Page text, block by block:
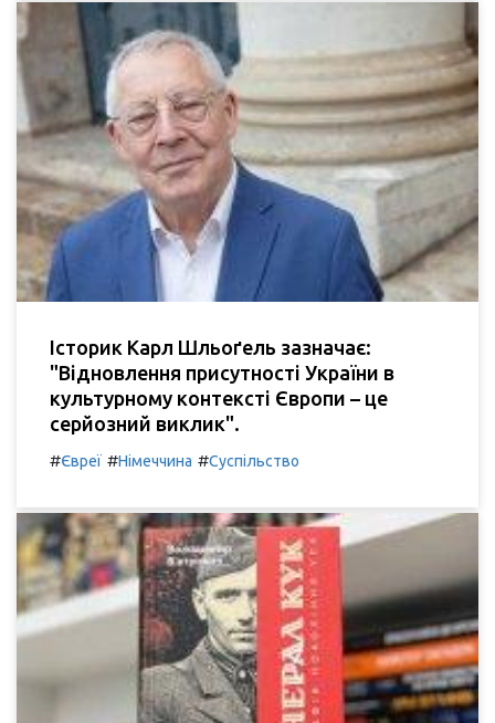
Історик Карл Шльоґель зазначає:
"Відновлення присутності України в
культурному контексті Європи – це
серйозний виклик".
#Євреї #Німеччина #Суспільство